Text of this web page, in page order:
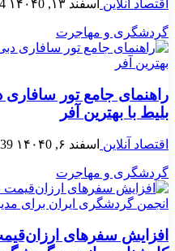
اقتصاد آنلاین اسفند ۱۳, ۱۴۰۴ 0
گردشگری و مهاجرت
راهنمای جامع تور سافاری
بلیط با بهترین آفر
اقتصاد آنلاین اسفند ۶, ۱۴۰۴ 0
گردشگری و مهاجرت
افزایش سفرهای